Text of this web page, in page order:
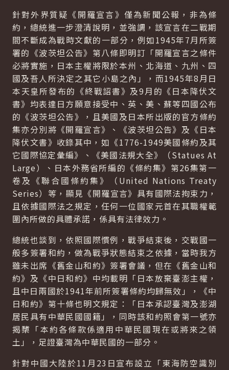
針對外界質疑《開羅宣言》僅為新聞公報，非為條
約，總統進一步澄清說明，並強調，該宣言在二戰期
間不斷成為戰時文獻的一部分，例如1945年7月所簽
署的《波茨坦公告》第八條即明訂「開羅宣言之條件
必將實施，日本主權將限於本州、北海道、九州、四
國及吾人所決定之其它小島之內」，而1945年8月日
本天皇所發布的《終戰詔書》及9月的《日本降伏文
書》均表達日方願意接受中、英、美、蘇等四國公布
的《波茨坦公告》，且美國及日本所出版的官方條約
集亦分別將《開羅宣言》、《波茨坦公告》及《日本
降伏文書》收錄其中，如《1776-1949美國條約及其
它國際協定彙編》、《美國法規大全》（Statues At
Large）、日本外務省所編的《條約集》第26集第一
卷及《聯合國條約集》（United Nations Treaty
Series）等，顯見《開羅宣言》具有國際法拘束力，
且依據國際法之規定，任何一位國家元首在其職權範
圍內所做的具體承諾，係具有法律效力。
總統也談到，依照國際慣例，戰爭結束後，交戰國一
般多簽署和約，做為戰爭狀態結束之依據，當時我方
雖未出席《舊金山和約》簽署會議，但在《舊金山和
約》及《中日和約》中均載明「日本放棄臺澎主權，
且中日兩國於1941年前所簽署條約均歸無效」，《中
日和約》第十條也明文規定：「日本承認臺灣及澎湖
居民具有中華民國國籍」，同時該和約照會第一號亦
揭櫫「本約各條款係適用中華民國現在或將來之領
土」，足證臺灣為中華民國的一部分。
針對中國大陸於11月23日宣布設立「東海防空識別